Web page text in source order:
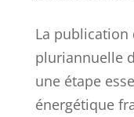
La publication
pluriannuelle
une étape
énergétique